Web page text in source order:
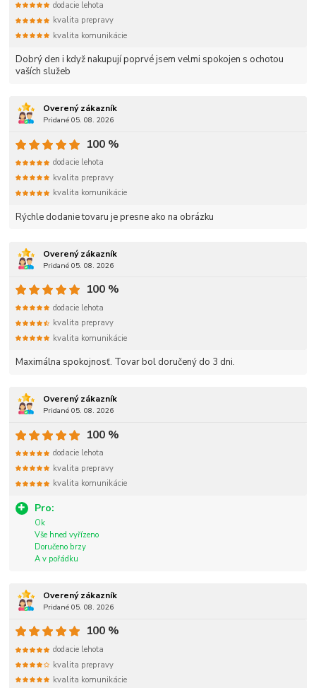
Dobrý den i když nakupují poprvé jsem velmi spokojen s ochotou
vaších služeb
dodacie lehota
kvalita prepravy
kvalita komunikácie
Overený zákazník
Pridané 05. 08. 2026
Rýchle dodanie tovaru je presne ako na obrázku
100 %
dodacie lehota
kvalita prepravy
kvalita komunikácie
Overený zákazník
Pridané 05. 08. 2026
Maximálna spokojnosť. Tovar bol doručený do 3 dni.
100 %
dodacie lehota
kvalita prepravy
kvalita komunikácie
Overený zákazník
Pridané 05. 08. 2026
Pro:
Ok
Vše hned vyřízeno
Doručeno brzy
A v pořádku
100 %
dodacie lehota
kvalita prepravy
kvalita komunikácie
Overený zákazník
Pridané 05. 08. 2026
100 %
dodacie lehota
kvalita prepravy
kvalita komunikácie